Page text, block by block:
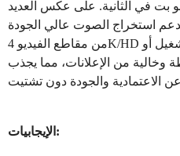
بسرعة تصل إلى 320 كيلو بت في الثانية. على عكس العديد
يدعم استخراج الصوت عالي الجودة
من مقاطع الفيديو 4K/HD على يوتيوب ويعالج قوائم التشغيل أو
وخالية من الإعلانات، مما يجذب
الإيجابيات: